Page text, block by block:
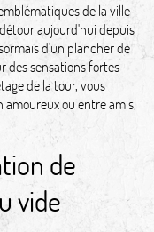
de la ville
aujourd'hui depuis
d'un plancher de
des sensations fortes
de la tour, vous
ou entre amis,
de
vide